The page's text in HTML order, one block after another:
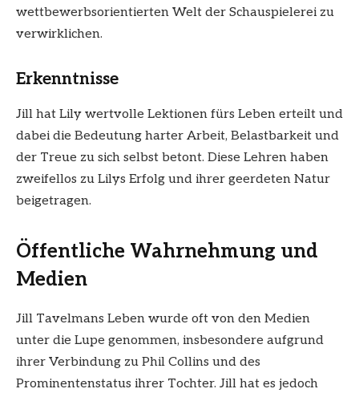
wettbewerbsorientierten Welt der Schauspielerei zu
verwirklichen.
Erkenntnisse
Jill hat Lily wertvolle Lektionen fürs Leben erteilt und
dabei die Bedeutung harter Arbeit, Belastbarkeit und
der Treue zu sich selbst betont. Diese Lehren haben
zweifellos zu Lilys Erfolg und ihrer geerdeten Natur
beigetragen.
Öffentliche Wahrnehmung und
Medien
Jill Tavelmans Leben wurde oft von den Medien
unter die Lupe genommen, insbesondere aufgrund
ihrer Verbindung zu Phil Collins und des
Prominentenstatus ihrer Tochter. Jill hat es jedoch